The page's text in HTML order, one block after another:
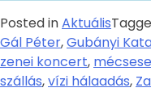
Posted inAktuális
Gál Péter,Gubányi
zenei koncert,
szállás,vízi hálaadás,